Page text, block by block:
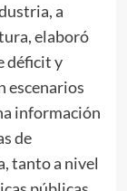
a
elaboró
déficit y
escenarios
información
de
tanto a nivel